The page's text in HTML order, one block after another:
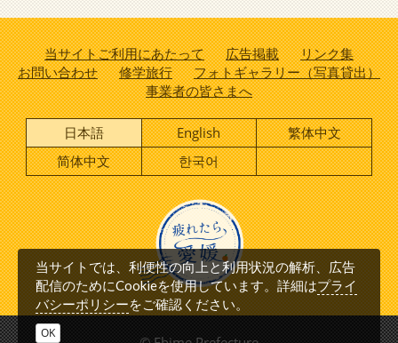
当サイトご利用にあたって 広告掲載
リンク集
お問い合わせ
修学旅行
フォトギャラリー（写真貸出）
事業者の皆さまへ
日本語 English
繁体中文
简体中文
한국어
当サイトでは、利便性の向上と利用状況の解析、広告
配信のためにCookieを使用しています。詳細はプライ
バシーポリシーをご確認ください。
OK